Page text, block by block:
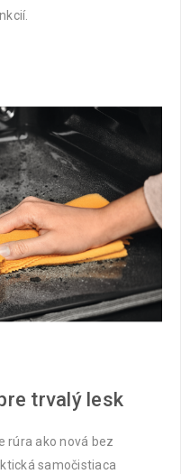
trvalý lesk
rúra ako nová bez
samočistiaca